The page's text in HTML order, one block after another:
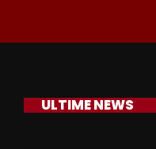
ULTIME NEWS